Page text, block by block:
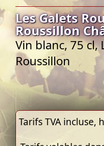
Les Galets
Roussillon
Vin blanc, 75 cl,
Roussillon
Tarifs TVA